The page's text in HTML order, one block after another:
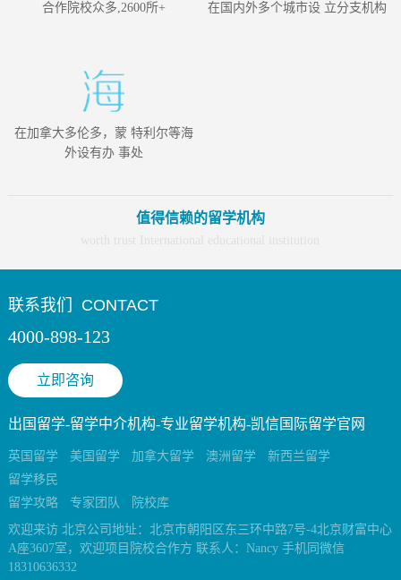
合作院校众多,2600所+ 在国内外多个城市设 立分支机构
在加拿大多伦多，蒙 特利尔等海
外设有办 事处
值得信赖的留学机构
联系我们 CONTACT
4000-898-123
立即咨询
出国留学-留学中介机构-专业留学机构-凯信国际留学官网
英国留学 美国留学 加拿大留学 澳洲留学
新西兰留学
留学移民
留学攻略
专家团队
院校库
欢迎来访 北京公司地址：北京市朝阳区东三环中路7号-4北京财富中心
A座3607室，欢迎项目院校合作方 联系人：Nancy 手机同微信
18310636332